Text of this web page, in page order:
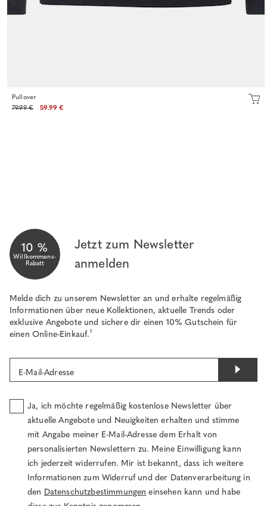
Pullover
79.99 €
59.99 €
10 %
Willkommens-
Rabatt
Jetzt zum Newsletter
anmelden
Melde dich zu unserem Newsletter an und erhalte regelmäßig
Informationen über neue Kollektionen, aktuelle Trends oder
exklusive Angebote und sichere dir einen 10% Gutschein für
einen Online-Einkauf.¹
E-Mail-Adresse
Ja, ich möchte regelmäßig kostenlose Newsletter über
aktuelle Angebote und Neuigkeiten erhalten und stimme
mit Angabe meiner E-Mail-Adresse dem Erhalt von
personalisierten Newslettern zu. Meine Einwilligung kann
ich jederzeit widerrufen. Mir ist bekannt, dass ich weitere
Informationen zum Widerruf und der Datenverarbeitung in
den Datenschutzbestimmungen einsehen kann und habe